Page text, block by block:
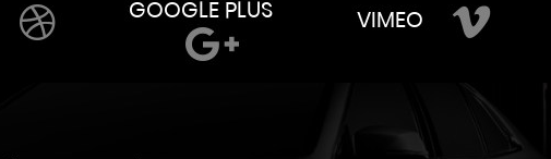
GOOGLE PLUS VIMEO